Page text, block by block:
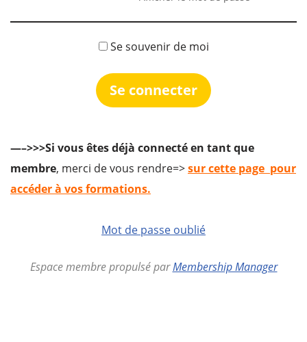
Se souvenir de moi
—–>>>Si vous êtes déjà connecté en tant que
membre, merci de vous rendre=>sur cette page pour
accéder à vos formations.
Mot de passe oublié
Espace membre propulsé parMembership Manager